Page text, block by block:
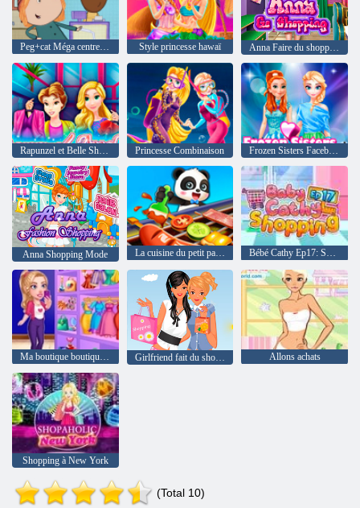
Peg+cat Méga centre commercial Style princesse hawaï Anna Faire du shopping
Princesse Combinaison
Anna Shopping Mode La cuisine du petit panda Bébé Cathy Ep17: Shopping
Ma boutique boutique de mode Girlfriend fait du shopping Allons achats
Shopping à New York
(Total 10)